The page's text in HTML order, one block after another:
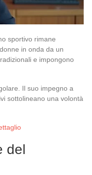
sportivo rimane
in onda da un
e impongono
Il suo impegno a
sottolineano una volontà
del